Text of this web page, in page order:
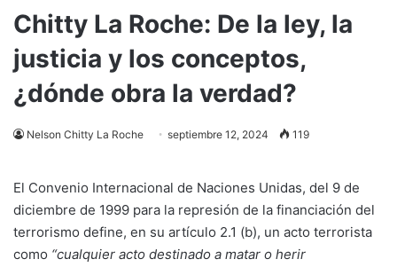
Chitty La Roche: De la ley, la
justicia y los conceptos,
¿dónde obra la verdad?
Nelson Chitty La Roche septiembre 12, 2024 119
El Convenio Internacional de Naciones Unidas, del 9 de
diciembre de 1999 para la represión de la financiación del
terrorismo define, en su artículo 2.1 (b), un acto terrorista
como “cualquier acto destinado a matar o herir